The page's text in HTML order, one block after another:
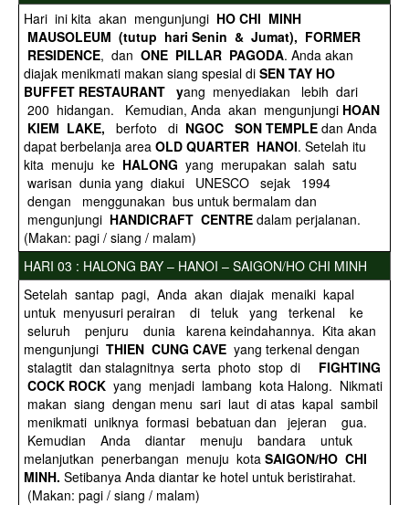
Hari ini kita akan mengunjungi HO CHI MINH
MAUSOLEUM (tutup hari Senin & Jumat), FORMER
RESIDENCE, dan ONE PILLAR PAGODA. Anda akan
diajak menikmati makan siang spesial di SEN TAY HO
BUFFET RESTAURANT yang menyediakan lebih dari
200 hidangan. Kemudian, Anda akan mengunjungi HOAN
KIEM LAKE, berfoto di NGOC SON TEMPLE dan Anda
dapat berbelanja area OLD QUARTER HANOI. Setelah itu
kita menuju ke HALONG yang merupakan salah satu
warisan dunia yang diakui UNESCO sejak 1994
dengan menggunakan bus untuk bermalam dan
mengunjungi HANDICRAFT CENTRE dalam perjalanan.
(Makan: pagi / siang / malam)
HARI 03 : HALONG BAY – HANOI – SAIGON/HO CHI MINH
Setelah santap pagi, Anda akan diajak menaiki kapal
untuk menyusuri perairan di teluk yang terkenal ke
seluruh penjuru dunia karena keindahannya. Kita akan
mengunjungi THIEN CUNG CAVE yang terkenal dengan
stalagtit dan stalagnitnya serta photo stop di FIGHTING
COCK ROCK yang menjadi lambang kota Halong. Nikmati
makan siang dengan menu sari laut di atas kapal sambil
menikmati uniknya formasi bebatuan dan jejeran gua.
Kemudian Anda diantar menuju bandara untuk
melanjutkan penerbangan menuju kota SAIGON/HO CHI
MINH. Setibanya Anda diantar ke hotel untuk beristirahat.
(Makan: pagi / siang / malam)